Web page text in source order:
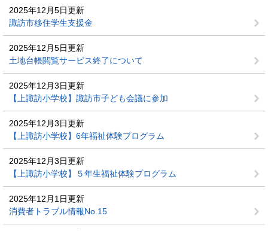
2025年12月5日更新
諏訪市移住学生支援金
2025年12月5日更新
土地台帳閲覧サービス終了について
2025年12月3日更新
【上諏訪小学校】諏訪市子ども会議に参加
2025年12月3日更新
【上諏訪小学校】6年福祉体験プログラム
2025年12月3日更新
【上諏訪小学校】５年生福祉体験プログラム
2025年12月1日更新
消費者トラブル情報No.15